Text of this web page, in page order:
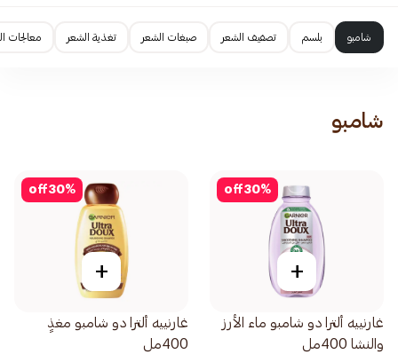
شامبو بلسم تصفيف الشعر صبغات الشعر تغذية الشعر معالجات
شامبو
30%
off
+
غارنييه ألترا دو شامبو ماء الأرز
والنشا 400مل
30%
off
+
غارنييه ألترا دو شامبو مغذٍ
400مل